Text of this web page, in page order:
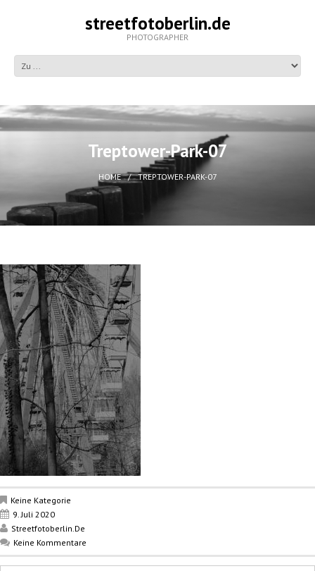
streetfotoberlin.de
PHOTOGRAPHER
Treptower-Park-07
HOME TREPTOWER-PARK-07
Keine Kategorie
9. Juli 2020
Streetfotoberlin.de
Keine Kommentare